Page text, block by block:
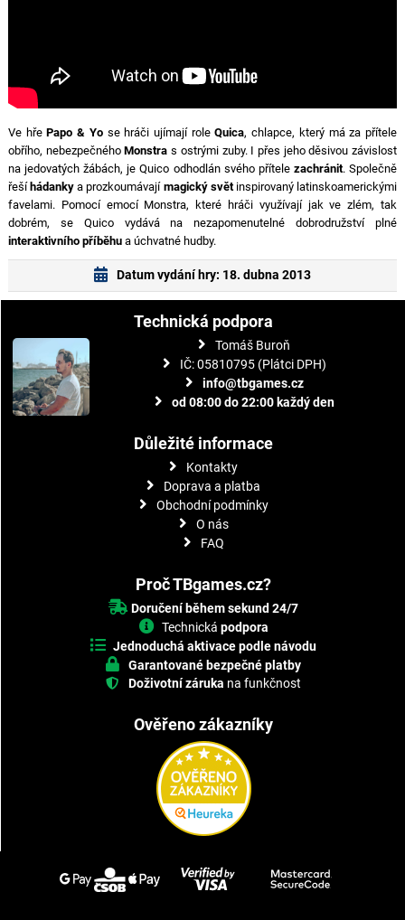
Ve hřePapo & Yose hráči ujímají roleQuica, chlapce, který má za přítele
obřího, nebezpečnéhoMonstra s ostrými zuby. I přes jeho děsivou závislost
na jedovatých žábách, je Quico odhodlán svého přítele zachránit. Společně
řeší hádanky a prozkoumávají magický světinspirovaný latinskoamerickými
favelami. Pomocí emocí Monstra, které hráči využívají jak ve zlém, tak
dobrém, se Quico vydává na nezapomenutelné dobrodružství plné
interaktivního příběhua úchvatné hudby.
Datum vydání hry: 18. dubna 2013
Technická podpora
Tomáš Buroň
IČ: 05810795 (Plátci DPH)
info@tbgames.cz
od 08:00 do 22:00 každý den
Důležité informace
Kontakty
Doprava a platba
Obchodní podmínky
O nás
FAQ
Proč TBgames.cz?
Doručení během sekund 24/7
Technická podpora
Jednoduchá aktivace podle návodu
Garantované bezpečné platby
Doživotní záruka na funkčnost
Ověřeno zákazníky